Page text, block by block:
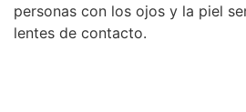
personas con los ojos y la piel
lentes de contacto.